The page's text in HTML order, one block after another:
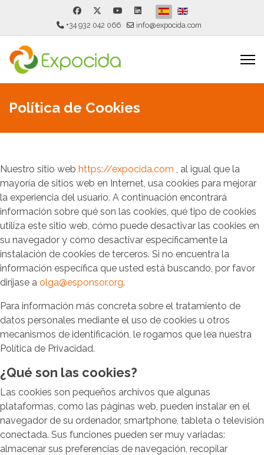
Seleccione su idioma
+34 932 042 066 info@expocida.com
Política de Cookies
Nuestro sitio web https://expocida.com , al igual que la
mayoría de sitios web en Internet, usa cookies para mejorar
la experiencia del usuario. A continuación encontrará
información sobre qué son las cookies, qué tipo de cookies
utiliza este sitio web, cómo puede desactivar las cookies en
su navegador y cómo desactivar específicamente la
instalación de cookies de terceros. Si no encuentra la
información específica que usted está buscando, por favor
diríjase a olga@esponsor.org.
Para información más concreta sobre el tratamiento de
datos personales mediante el uso de cookies u otros
mecanismos de identificación, le rogamos que lea nuestra
Política de Privacidad.
¿Qué son las cookies?
Las cookies son pequeños archivos que algunas
plataformas, como las páginas web, pueden instalar en el
navegador de su ordenador, smartphone, tableta o televisión
conectada. Sus funciones pueden ser muy variadas:
almacenar sus preferencias de navegación, recopilar